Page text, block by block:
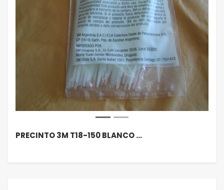
PRECINTO 3M T18-150 BLANCO …